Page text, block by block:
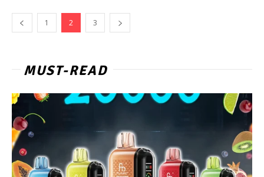
1 2 3
MUST-READ